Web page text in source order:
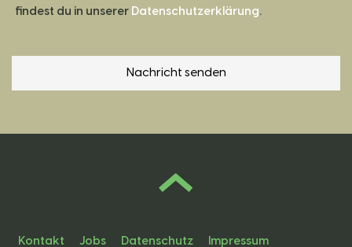
findest du in unserer Datenschutzerklärung.
Kontakt Jobs Datenschutz Impressum